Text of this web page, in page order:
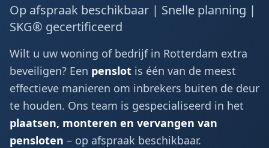
Op afspraak beschikbaar | Snelle planning |
SKG® gecertificeerd
Wilt u uw woning of bedrijf in Rotterdam extra
beveiligen? Een penslot is één van de meest
effectieve manieren om inbrekers buiten de deur
te houden. Ons team is gespecialiseerd in het
plaatsen, monteren en vervangen van
pensloten – op afspraak beschikbaar.